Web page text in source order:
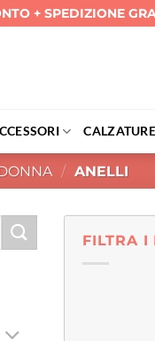
+ SPEDIZIONE
CALZATURE
/ ANELLI
FILTRA I